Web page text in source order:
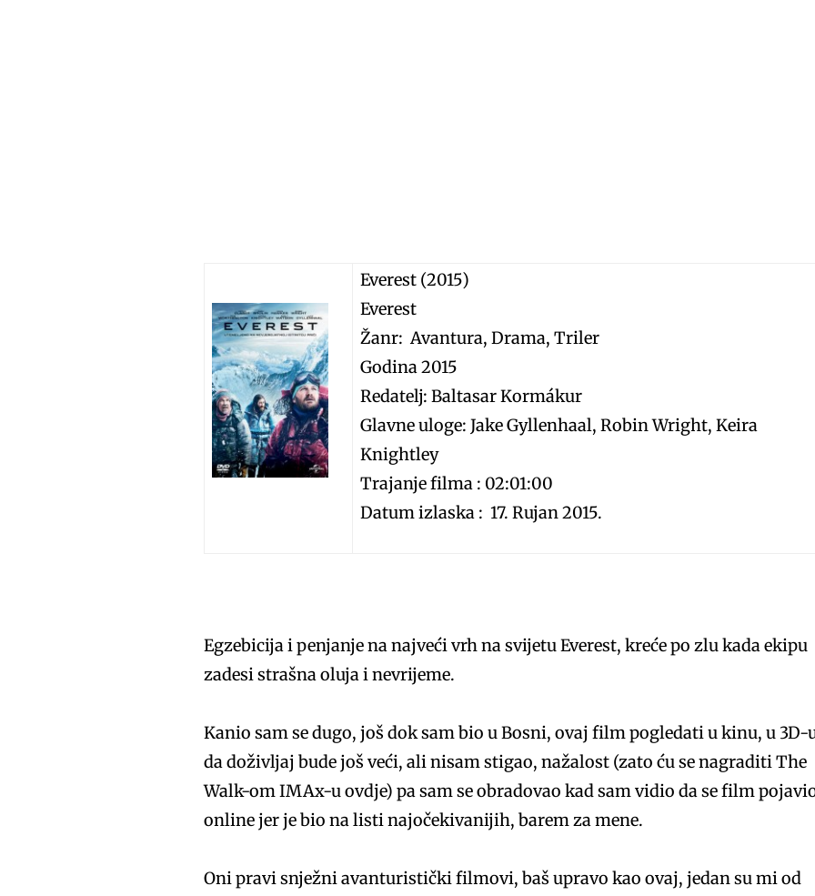
Everest (2015)
Everest
Žanr: Avantura, Drama, Triler
Godina 2015
Redatelj: Baltasar Kormákur
Glavne uloge: Jake Gyllenhaal, Robin Wright, Keira
Knightley
Trajanje filma : 02:01:00
Datum izlaska : 17. Rujan 2015.
Egzebicija i penjanje na najveći vrh na svijetu Everest, kreće po zlu kada ekipu
zadesi strašna oluja i nevrijeme.
Kanio sam se dugo, još dok sam bio u Bosni, ovaj film pogledati u kinu, u 3D-
da doživljaj bude još veći, ali nisam stigao, nažalost (zato ću se nagraditi The
Walk-om IMAx-u ovdje) pa sam se obradovao kad sam vidio da se film
online jer je bio na listi najočekivanijih, barem za mene.
Oni pravi snježni avanturistički filmovi, baš upravo kao ovaj, jedan su mi od